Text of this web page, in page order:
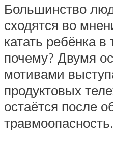
Большинство
сходятся во
катать ребёнка
почему? Двумя
мотивами
продуктовых
остаётся после
травмоопасность.